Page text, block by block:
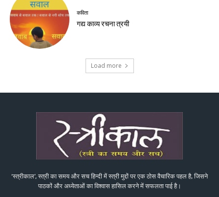
कविता
गद्य काव्य रचना त्रयी
Load more
‘स्त्रीकाल’, स्त्री का समय और सच हिन्दी में स्त्री मुद्दों पर एक ठोस वैचारिक पहल है, जिसने
पाठकों और अध्येताओं का विश्वास हासिल करने में सफलता पाई है।